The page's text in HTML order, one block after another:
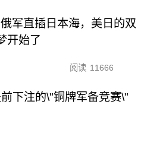
军直插日本海，美日的双
开始了
阅读 11666
下注的\"铜牌军备竞赛\"